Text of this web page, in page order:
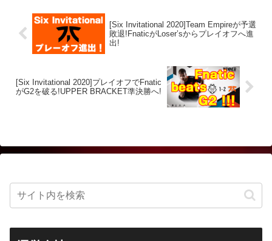
[Six Invitational 2020]Team Empireが予選
敗退!FnaticがLoser’sからプレイオフへ進
出!
[Six Invitational 2020]プレイオフでFnatic
がG2を破る!UPPER BRACKET準決勝へ!